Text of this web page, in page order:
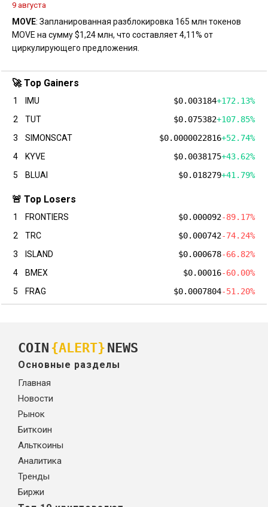
9 августа
MOVE: Запланированная разблокировка 165 млн токенов
MOVE на сумму $1,24 млн, что составляет 4,11% от
циркулирующего предложения.
🚀 Top Gainers
1 IMU $0.003184+172.13%
2
TUT $0.075382+107.85%
3
SIMONSCAT $0.0000022816+52.74%
4
KYVE $0.0038175+43.62%
5
BLUAI $0.018279+41.79%
🚨 Top Losers
1 FRONTIERS $0.000092-89.17%
2
TRC $0.000742-74.24%
3
ISLAND $0.000678-66.82%
4
BMEX $0.00016-60.00%
5
FRAG $0.0007804-51.20%
COIN {ALERT} NEWS
Основные разделы
Главная
Новости
Рынок
Биткоин
Альткоины
Аналитика
Тренды
Биржи